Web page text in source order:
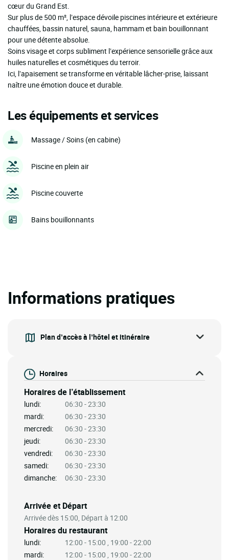
cœur du Grand Est.
Sur plus de 500 m², l’espace dévoile piscines intérieure et extérieure
chauffées, bassin naturel, sauna, hammam et bain bouillonnant
pour une détente absolue.
Soins visage et corps subliment l’expérience sensorielle grâce aux
huiles naturelles et cosmétiques du terroir.
Ici, l’apaisement se transforme en véritable lâcher-prise, laissant
naître une émotion douce et durable.
Les équipements et services
Massage / Soins (en cabine)
Piscine en plein air
Piscine couverte
Bains bouillonnants
Informations pratiques
Plan d’accès à l’hôtel et itinéraire
Horaires
Horaires de l’établissement
lundi:
06:30 - 23:30
mardi:
06:30 - 23:30
mercredi:
06:30 - 23:30
jeudi:
06:30 - 23:30
vendredi:
06:30 - 23:30
samedi:
06:30 - 23:30
dimanche:
06:30 - 23:30
Arrivée et Départ
Arrivée dès 15:00, Départ à 12:00
Horaires du restaurant
lundi:
12:00 - 15:00 , 19:00 - 22:00
mardi:
12:00 - 15:00 , 19:00 - 22:00